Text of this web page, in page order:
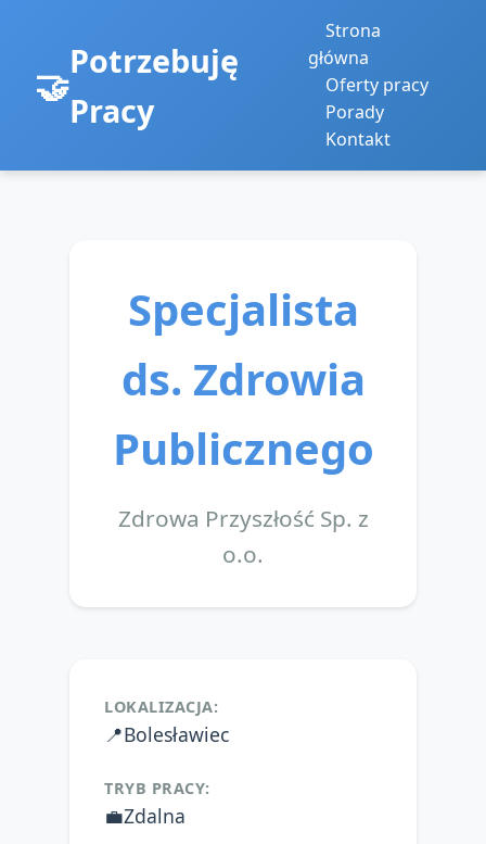
Potrzebuję
Pracy
Strona
główna
Oferty pracy
Porady
Kontakt
Specjalista
ds. Zdrowia
Publicznego
Zdrowa Przyszłość Sp. z
o.o.
LOKALIZACJA:
📍Bolesławiec
TRYB PRACY:
💼Zdalna